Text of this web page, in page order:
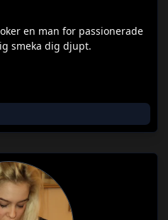
en man for passionerade
smeka dig djupt.